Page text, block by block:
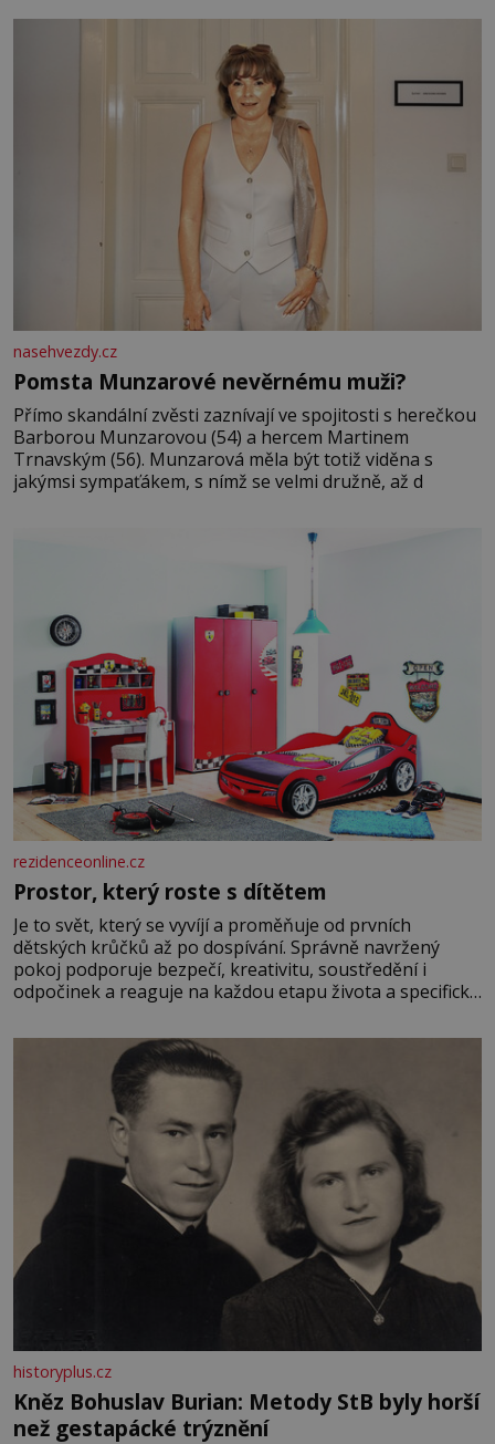
mi knihy, práce a hlavně klid. Hned po studiích jsem
nasehvezdy.cz
Pomsta Munzarové nevěrnému muži?
Přímo skandální zvěsti zaznívají ve spojitosti s herečkou
Barborou Munzarovou (54) a hercem Martinem
Trnavským (56). Munzarová měla být totiž viděna s
jakýmsi sympaťákem, s nímž se velmi družně, až d
rezidenceonline.cz
Prostor, který roste s dítětem
Je to svět, který se vyvíjí a proměňuje od prvních
dětských krůčků až po dospívání. Správně navržený
pokoj podporuje bezpečí, kreativitu, soustředění i
odpočinek a reaguje na každou etapu života a specifické
měkkost a bezpečí, proto by pokoj miminka měl působit
především klidně a útulně. Předškolní věk je
historyplus.cz
Kněz Bohuslav Burian: Metody StB byly horší
než gestapácké trýznění